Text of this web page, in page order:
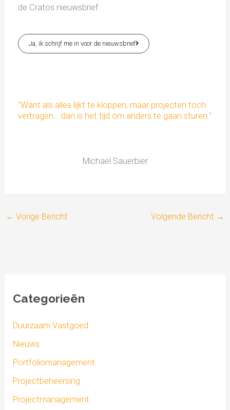
de Cratos nieuwsbrief.
Ja, ik schrijf me in voor de nieuwsbrief
"Want als alles lijkt te kloppen, maar projecten toch
vertragen… dan is het tijd om anders te gaan sturen."
Michael Sauerbier
← Vorige Bericht Volgende Bericht →
Categorieën
Duurzaam Vastgoed
Nieuws
Portfoliomanagement
Projectbeheersing
Projectmanagement